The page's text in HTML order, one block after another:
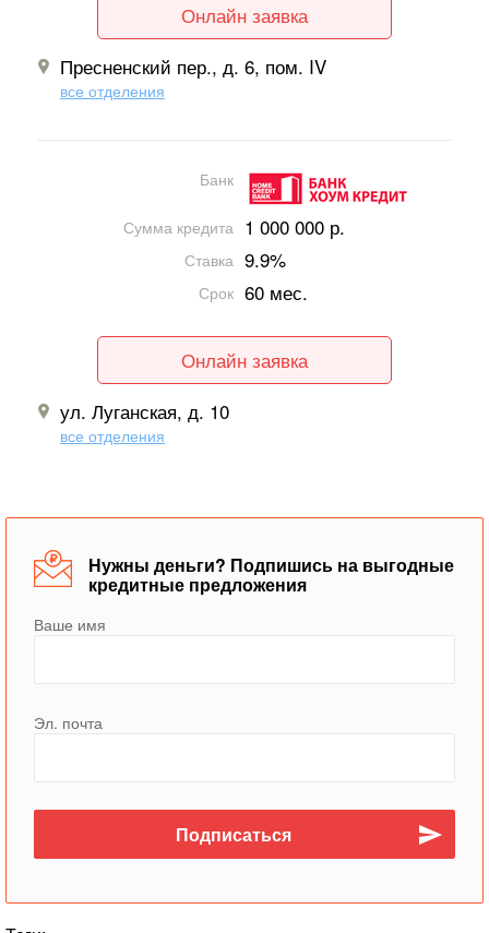
Онлайн заявка
Пресненский пер., д. 6, пом. IV
все отделения
Банк
Сумма кредита 1 000 000 р.
Ставка 9.9%
Срок 60 мес.
Онлайн заявка
ул. Луганская, д. 10
все отделения
Нужны деньги? Подпишись на выгодные
кредитные предложения
Ваше имя
Эл. почта